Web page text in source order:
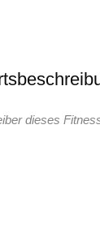
dieses